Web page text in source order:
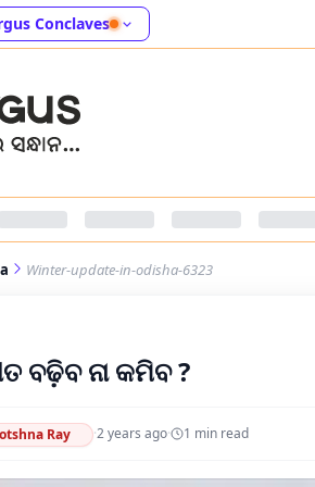
Conclaves
Winter-update-in-odisha-6323
ବଢ଼ିବ ନା କମିବ ?
Ray ·2 years ago· 1 min read